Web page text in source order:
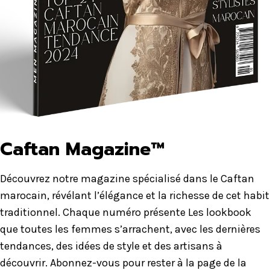
Caftan Magazine™
Découvrez notre magazine spécialisé dans le Caftan
marocain, révélant l’élégance et la richesse de cet habit
traditionnel. Chaque numéro présente Les lookbook
que toutes les femmes s’arrachent, avec les dernières
tendances, des idées de style et des artisans à
découvrir. Abonnez-vous pour rester à la page de la